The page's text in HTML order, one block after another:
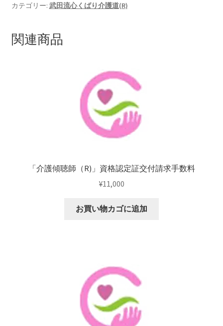
（R)」
成
講
カテゴリー: 武田流心くばり介護道(R)
関連商品
「介護傾聴師（R)」資格認定証交付請求手数料
¥11,000
お買い物カゴに追加